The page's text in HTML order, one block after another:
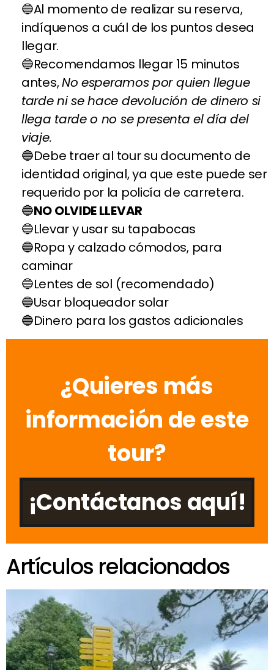
Al momento de realizar su reserva,
indíquenos a cuál de los puntos desea
llegar.
Recomendamos llegar 15 minutos
antes,No esperamos por quien llegue
tarde ni se hace devolución de dinero si
llega tarde o no se presenta el día del
viaje.
Debe traer al tour su documento de
identidad original, ya que este puede ser
requerido por la policía de carretera.
NO OLVIDE LLEVAR
Llevar y usar su tapabocas
Ropa y calzado cómodos, para
caminar
Lentes de sol (recomendado)
Usar bloqueador solar
Dinero para los gastos adicionales
¿Quieres más
información de este
tour?
¡Contáctanos aquí!
Artículos relacionados